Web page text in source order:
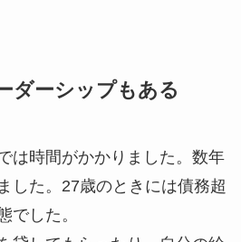
ダーシップもある
は時間がかかりました。数年
した。27歳のときには債務超
でした。